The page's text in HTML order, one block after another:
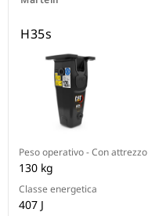
H35s
Peso operativo - Con attrezzo
130 kg
Classe energetica
407 J